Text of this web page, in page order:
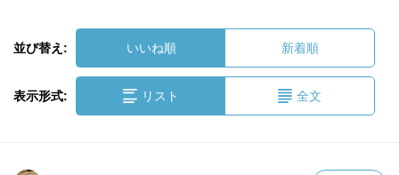
並び替え: いいね順 新着順
表示形式: リスト 全文